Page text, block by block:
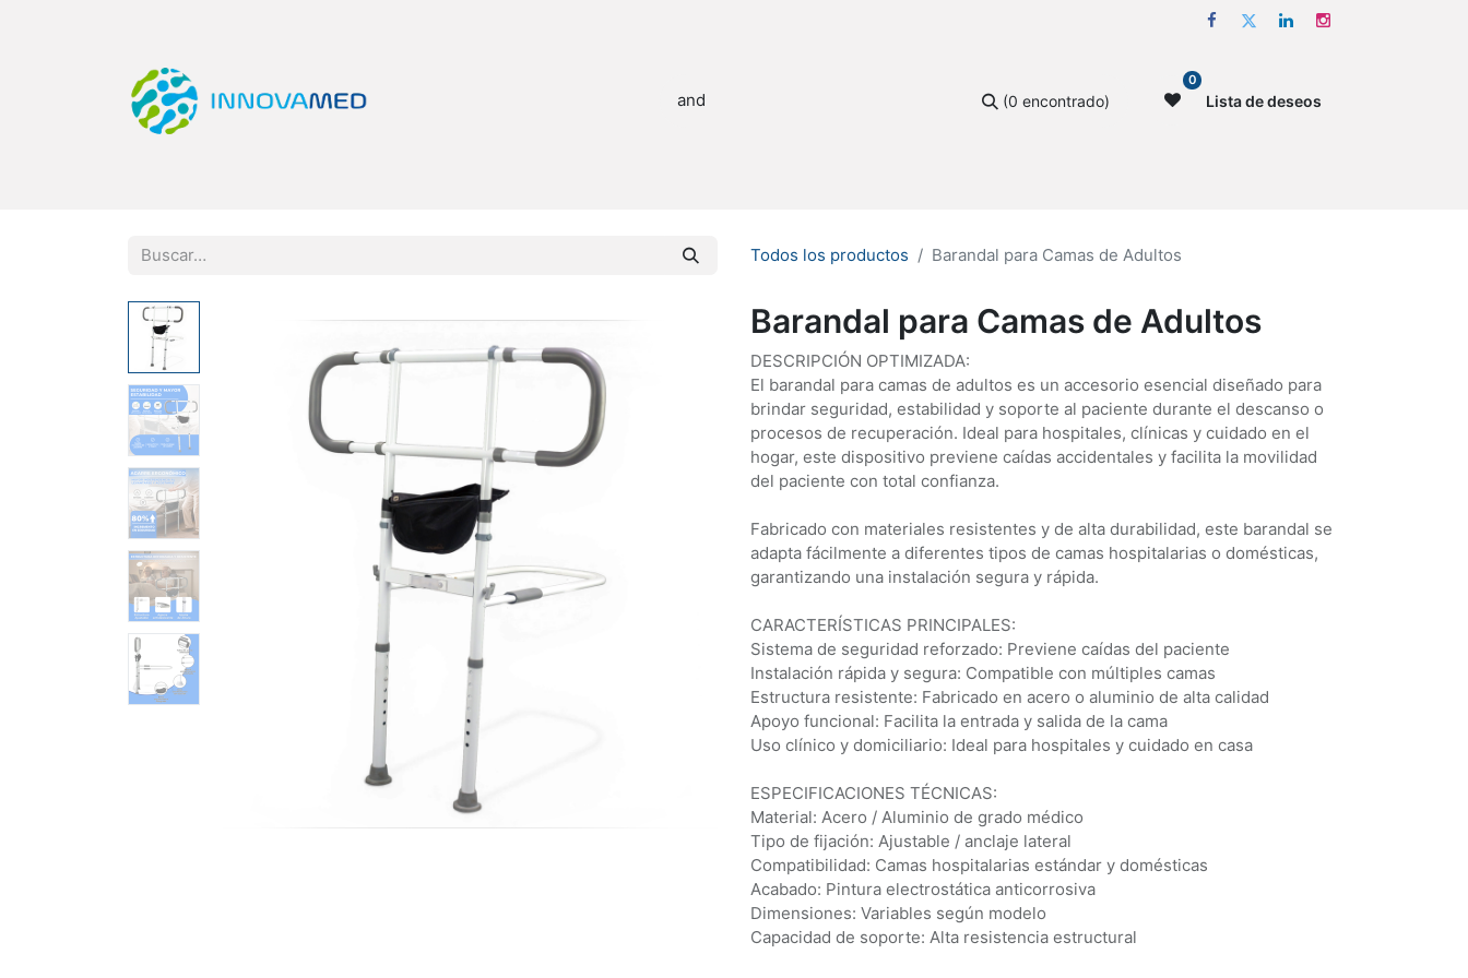
(0 encontrado)
0
Lista de deseos
Todos los productos Barandal para Camas de Adultos
Barandal para Camas de Adultos
DESCRIPCIÓN OPTIMIZADA:
El barandal para camas de adultos es un accesorio esencial diseñado para
brindar seguridad, estabilidad y soporte al paciente durante el descanso o
procesos de recuperación. Ideal para hospitales, clínicas y cuidado en el
hogar, este dispositivo previene caídas accidentales y facilita la movilidad
del paciente con total confianza.
Fabricado con materiales resistentes y de alta durabilidad, este barandal se
adapta fácilmente a diferentes tipos de camas hospitalarias o domésticas,
garantizando una instalación segura y rápida.
CARACTERÍSTICAS PRINCIPALES:
Sistema de seguridad reforzado: Previene caídas del paciente
Instalación rápida y segura: Compatible con múltiples camas
Estructura resistente: Fabricado en acero o aluminio de alta calidad
Apoyo funcional: Facilita la entrada y salida de la cama
Uso clínico y domiciliario: Ideal para hospitales y cuidado en casa
ESPECIFICACIONES TÉCNICAS:
Material: Acero / Aluminio de grado médico
Tipo de fijación: Ajustable / anclaje lateral
Compatibilidad: Camas hospitalarias estándar y domésticas
Acabado: Pintura electrostática anticorrosiva
Dimensiones: Variables según modelo
Capacidad de soporte: Alta resistencia estructural